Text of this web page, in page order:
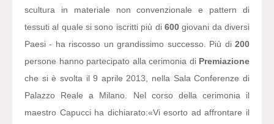
scultura in materiale non convenzionale e pattern di
tessuti al quale si sono iscritti più di 600giovani da diversi
Paesi - ha riscosso un grandissimo successo. Più di 200
persone hanno partecipato alla cerimonia di Premiazione
che si è svolta il 9 aprile 2013, nella Sala Conferenze di
Palazzo Reale a Milano. Nel corso della cerimonia il
maestro Capucci ha dichiarato:«Vi esorto ad affrontare il